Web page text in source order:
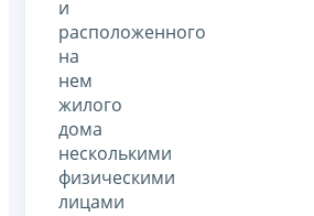
и
расположенного
на
нем
жилого
дома
несколькими
физическими
лицами